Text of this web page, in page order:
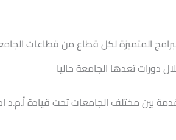
المتميزة لكل قطاع من قطاعات
دورات تعدها الجامعة حاليا
بين مختلف الجامعات تحت قيادة أ.م.د